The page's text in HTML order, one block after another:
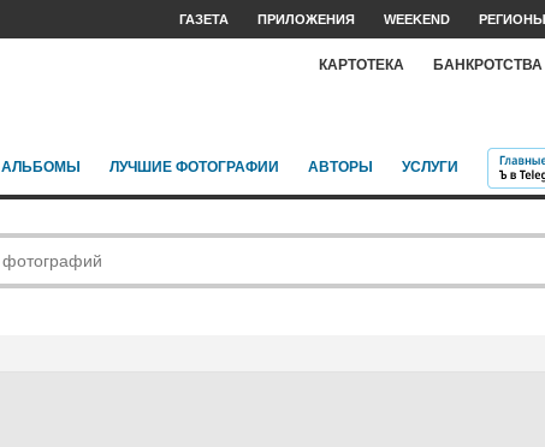
ГАЗЕТА ПРИЛОЖЕНИЯ WEEKEND РЕГИОНЫ
КАРТОТЕКА БАНКРОТСТВА
АЛЬБОМЫ ЛУЧШИЕ ФОТОГРАФИИ АВТОРЫ УСЛУГИ